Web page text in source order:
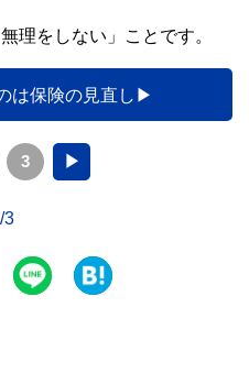
理をしない」ことです。
は保険の見直し
3 ▶
3